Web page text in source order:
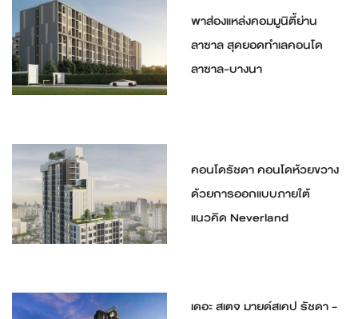
พาส่องแหล่งคอมมูนิตี้ย่าน
ลาซาล สุดยอดทำเลคอนโด
ลาซาล-บางนา
คอนโดรัชดา คอนโดห้วยขวาง
ด้วยการออกแบบภายใต้
แนวคิด Neverland
เดอะ สเตจ มายด์สเคป รัชดา -